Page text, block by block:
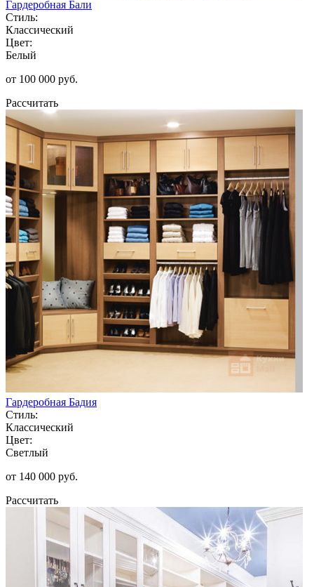
Гардеробная Бали
Стиль:
Классический
Цвет:
Белый
от 100 000 руб.
Рассчитать
Гардеробная Бадия
Стиль:
Классический
Цвет:
Светлый
от 140 000 руб.
Рассчитать